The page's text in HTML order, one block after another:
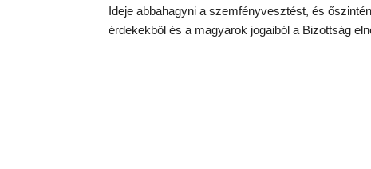
Ideje abbahagyni a szemfényvesztést, és
érdekekből és a magyarok jogaiból a Bizottság